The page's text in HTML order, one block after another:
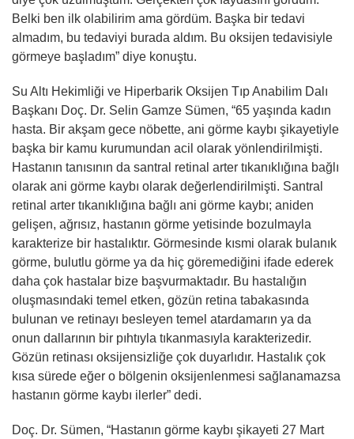
Belki ben ilk olabilirim ama gördüm. Başka bir tedavi
almadım, bu tedaviyi burada aldım. Bu oksijen tedavisiyle
görmeye başladım” diye konuştu.
Su Altı Hekimliği ve Hiperbarik Oksijen Tıp Anabilim Dalı
Başkanı Doç. Dr. Selin Gamze Sümen, “65 yaşında kadın
hasta. Bir akşam gece nöbette, ani görme kaybı şikayetiyle
başka bir kamu kurumundan acil olarak yönlendirilmişti.
Hastanın tanısının da santral retinal arter tıkanıklığına bağlı
olarak ani görme kaybı olarak değerlendirilmişti. Santral
retinal arter tıkanıklığına bağlı ani görme kaybı; aniden
gelişen, ağrısız, hastanın görme yetisinde bozulmayla
karakterize bir hastalıktır. Görmesinde kısmi olarak bulanık
görme, bulutlu görme ya da hiç göremediğini ifade ederek
daha çok hastalar bize başvurmaktadır. Bu hastalığın
oluşmasındaki temel etken, gözün retina tabakasında
bulunan ve retinayı besleyen temel atardamarın ya da
onun dallarının bir pıhtıyla tıkanmasıyla karakterizedir.
Gözün retinası oksijensizliğe çok duyarlıdır. Hastalık çok
kısa sürede eğer o bölgenin oksijenlenmesi sağlanamazsa
hastanın görme kaybı ilerler” dedi.
Doç. Dr. Sümen, “Hastanın görme kaybı şikayeti 27 Mart